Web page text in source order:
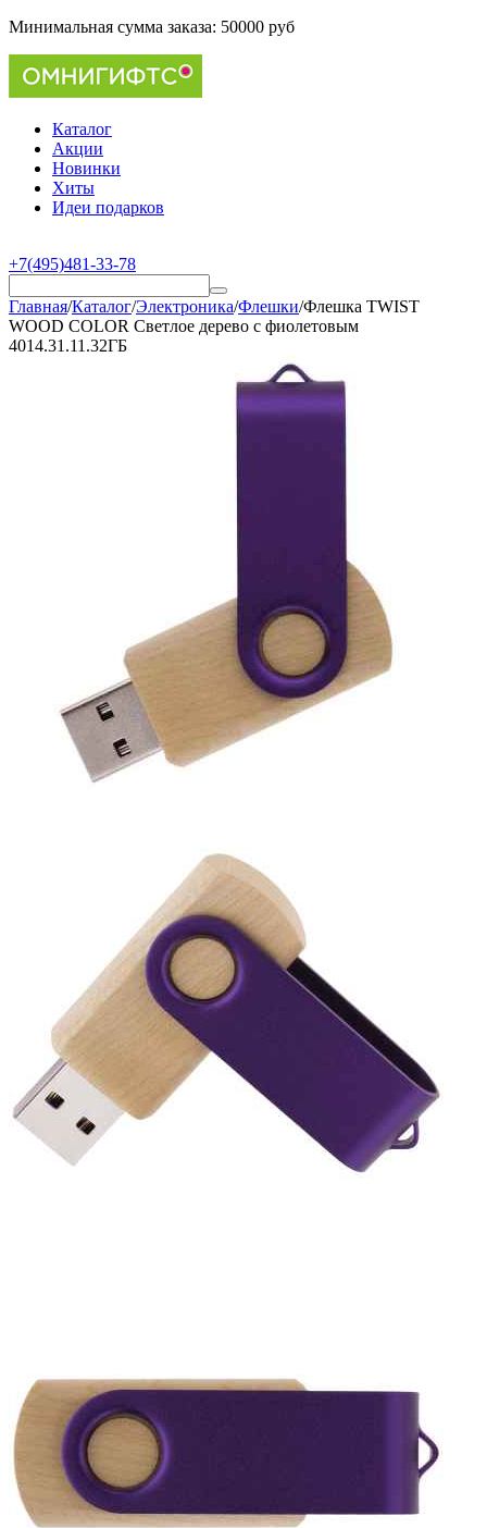
Минимальная сумма заказа: 50000 руб
Каталог
Акции
Новинки
Хиты
Идеи подарков
+7(495)481-33-78
Главная/Каталог/Электроника/Флешки/Флешка TWIST
WOOD COLOR Светлое дерево с фиолетовым
4014.31.11.32ГБ